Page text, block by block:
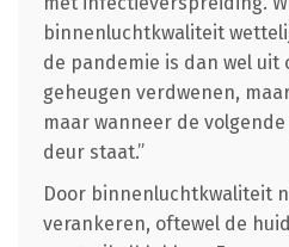
binnenluchtkwaliteit
de pandemie is dan wel uit
geheugen verdwenen,
maar wanneer de
deur staat.”
Door binnenluchtkwaliteit
verankeren, oftewel de